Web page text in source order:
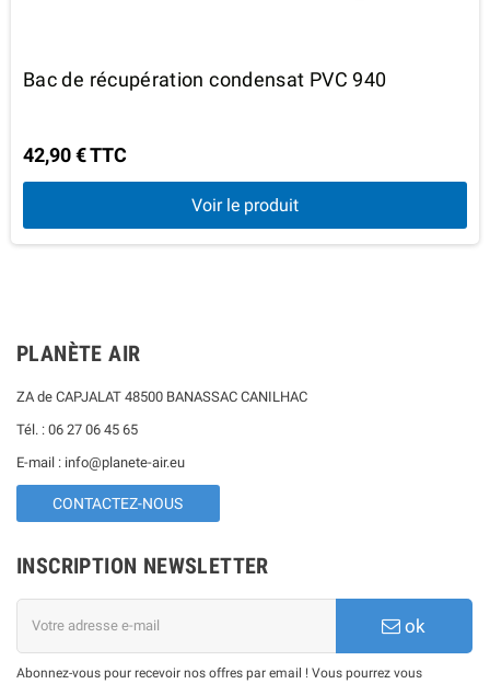
Bac de récupération condensat PVC 940
42,90 € TTC
Voir le produit
PLANÈTE AIR
ZA de CAPJALAT 48500 BANASSAC CANILHAC
Tél. : 06 27 06 45 65
E-mail : info@planete-air.eu
CONTACTEZ-NOUS
INSCRIPTION NEWSLETTER
ok
Abonnez-vous pour recevoir nos offres par email ! Vous pourrez vous